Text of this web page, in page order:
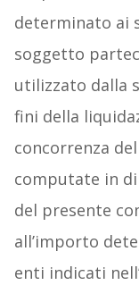
determinato ai
soggetto
utilizzato dalla
fini della
concorrenza
computate in
del presente
all’importo
enti indicati